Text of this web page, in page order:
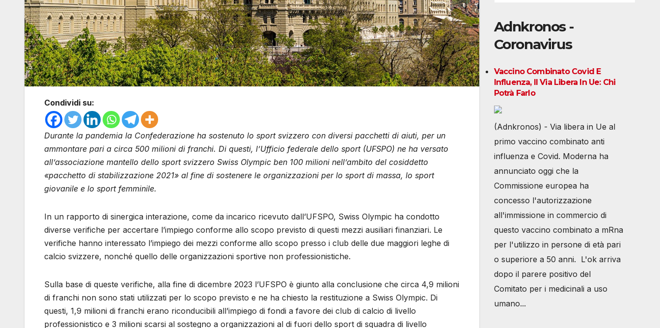
Condividi su:
Durante la pandemia la Confederazione ha sostenuto lo sport svizzero con diversi pacchetti di aiuti, per un
ammontare pari a circa 500 milioni di franchi. Di questi, l’Ufficio federale dello sport (UFSPO) ne ha versato
all’associazione mantello dello sport svizzero Swiss Olympic ben 100 milioni nell’ambito del cosiddetto
«pacchetto di stabilizzazione 2021» al fine di sostenere le organizzazioni per lo sport di massa, lo sport
giovanile e lo sport femminile.
In un rapporto di sinergica interazione, come da incarico ricevuto dall’UFSPO, Swiss Olympic ha condotto
diverse verifiche per accertare l’impiego conforme allo scopo previsto di questi mezzi ausiliari finanziari. Le
verifiche hanno interessato l’impiego dei mezzi conforme allo scopo presso i club delle due maggiori leghe di
calcio svizzere, nonché quello delle organizzazioni sportive non professionistiche.
Sulla base di queste verifiche, alla fine di dicembre 2023 l’UFSPO è giunto alla conclusione che circa 4,9 milioni
di franchi non sono stati utilizzati per lo scopo previsto e ne ha chiesto la restituzione a Swiss Olympic. Di
questi, 1,9 milioni di franchi erano riconducibili all’impiego di fondi a favore dei club di calcio di livello
professionistico e 3 milioni scarsi al sostegno a organizzazioni al di fuori dello sport di squadra di livello
Adnkronos -
Coronavirus
Vaccino Combinato Covid E
Influenza, Il Via Libera In Ue: Chi
Potrà Farlo
(Adnkronos) - Via libera in Ue al
primo vaccino combinato anti
influenza e Covid. Moderna ha
annunciato oggi che la
Commissione europea ha
concesso l'autorizzazione
all'immissione in commercio di
questo vaccino combinato a mRna
per l'utilizzo in persone di età pari
o superiore a 50 anni. L'ok arriva
dopo il parere positivo del
Comitato per i medicinali a uso
umano...